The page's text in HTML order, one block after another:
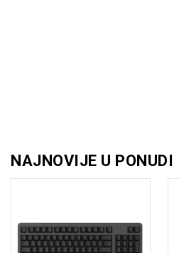
NAJNOVIJE U PONUDI